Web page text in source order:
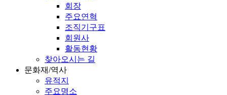
회장
주요연혁
조직기구표
회원사
활동현황
찾아오시는 길
문화재/역사
유적지
주요명소